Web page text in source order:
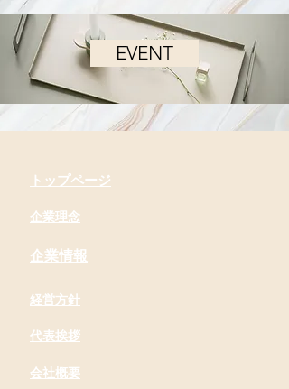
EVENT
​トップページ
​企業理念
​企業情報
​経営方針
​代表挨拶
会社概要